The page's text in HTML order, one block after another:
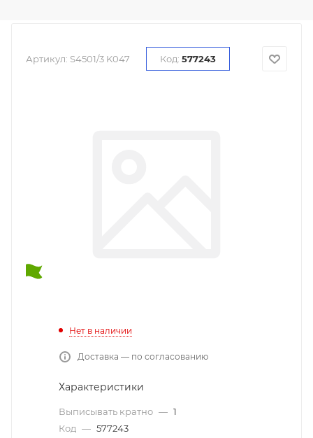
Артикул: S4501/3 K047 Код: 577243
Нет в наличии
Доставка — по согласованию
Характеристики
Выписывать кратно — 1
Код — 577243